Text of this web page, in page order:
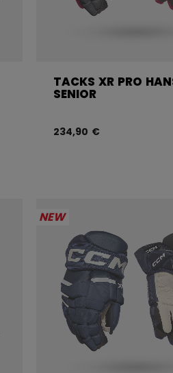
TACKS XR PRO
SENIOR
234,90 €
NEW